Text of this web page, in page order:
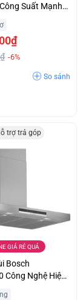
Suất Mạnh
Giá Ưu Đãi
-6%
So sánh
trợ trả góp
GIÁ RẺ QUÁ
Bosch
Công Nghệ Hiện